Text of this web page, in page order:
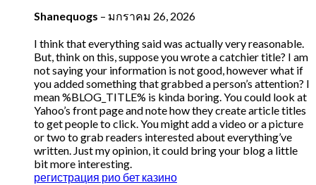
Shanequogs – มกราคม 26, 2026
I think that everything said was actually very reasonable.
But, think on this, suppose you wrote a catchier title? I am
not saying your information is not good, however what if
you added something that grabbed a person’s attention? I
mean %BLOG_TITLE% is kinda boring. You could look at
Yahoo’s front page and note how they create article titles
to get people to click. You might add a video or a picture
or two to grab readers interested about everything’ve
written. Just my opinion, it could bring your blog a little
bit more interesting.
регистрация рио бет казино